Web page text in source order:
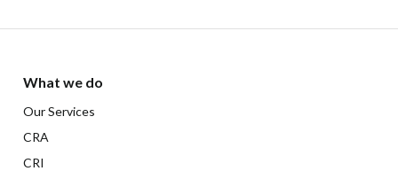
What we do
Our Services
CRA
CRI